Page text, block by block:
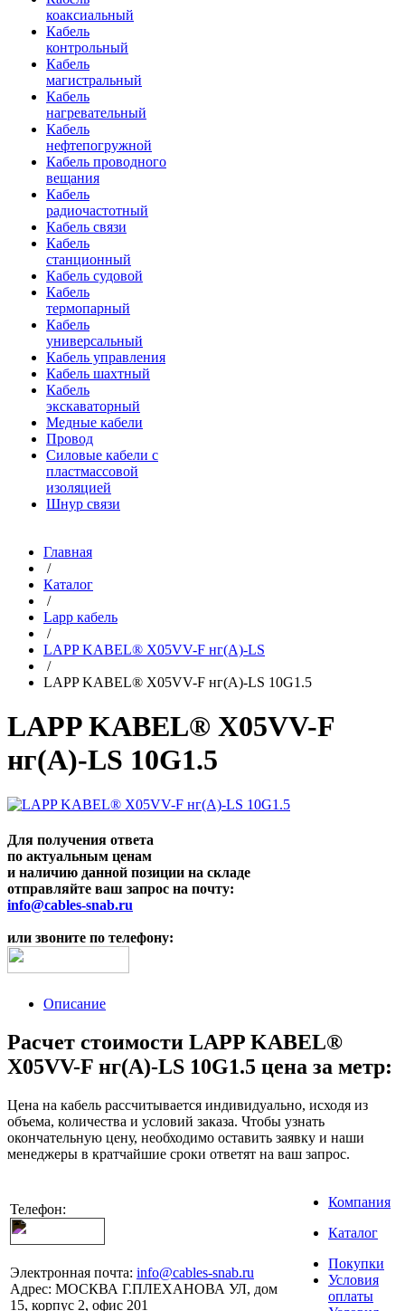
коаксиальный
Кабель
контрольный
Кабель
магистральный
Кабель
нагревательный
Кабель
нефтепогружной
Кабель проводного
вещания
Кабель
радиочастотный
Кабель связи
Кабель
станционный
Кабель судовой
Кабель
термопарный
Кабель
универсальный
Кабель управления
Кабель шахтный
Кабель
экскаваторный
Медные кабели
Провод
Силовые кабели с
пластмассовой
изоляцией
Шнур связи
Главная
/
Каталог
/
Lapp кабель
/
LAPP KABEL® X05VV-F нг(А)-LS
/
LAPP KABEL® X05VV-F нг(А)-LS 10G1.5
LAPP KABEL® X05VV-F
нг(А)-LS 10G1.5
Для получения ответа
по актуальным ценам
и наличию данной позиции на складе
отправляйте ваш запрос на почту:
info@cables-snab.ru
или звоните по телефону:
Описание
Расчет стоимости LAPP KABEL®
X05VV-F нг(А)-LS 10G1.5 цена за метр:
Цена на кабель рассчитывается индивидуально, исходя из
объема, количества и условий заказа. Чтобы узнать
окончательную цену, необходимо оставить заявку и наши
менеджеры в кратчайшие сроки ответят на ваш запрос.
Телефон:
Электронная почта: info@cables-snab.ru
Адрес: МОСКВА Г.ПЛЕХАНОВА УЛ, дом
15, корпус 2, офис 201
Компания
Каталог
Покупки
Условия
оплаты